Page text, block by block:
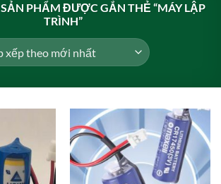
SẢN PHẨM ĐƯỢC GẮN THẺ “MÁY LẬP
TRÌNH”